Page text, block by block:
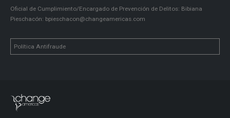
Oficial de Cumplimiento/Encargado de Prevención de Delitos: Bibiana
Pieschacón: bpieschacon@changeamericas.com
Política Antifraude